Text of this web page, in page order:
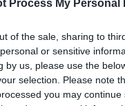
Process My Personal
of the sale, sharing to
or sensitive
by us, please use the
selection. Please note
you may continue